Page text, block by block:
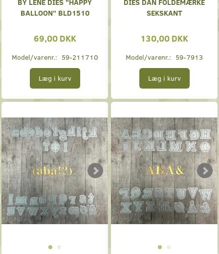
BALLOON" BLD1510
69,00 DKK
Model/varenr.: 59-211710
Læg i kurv
SEKSKANT
130,00 DKK
Model/varenr.: 59-7913
Læg i kurv